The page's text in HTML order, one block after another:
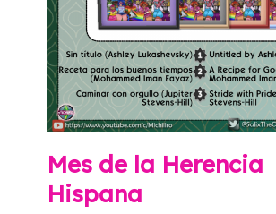
Mes de la Herencia
Hispana